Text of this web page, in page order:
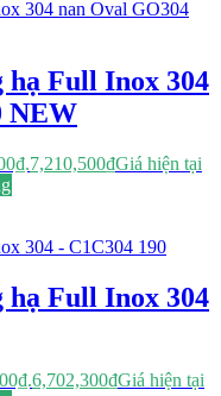
hạ Full Inox 304
NEW
7,210,500₫Giá hiện tại
hạ Full Inox 304
6,702,300₫Giá hiện tại